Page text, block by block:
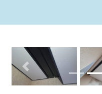
Previous